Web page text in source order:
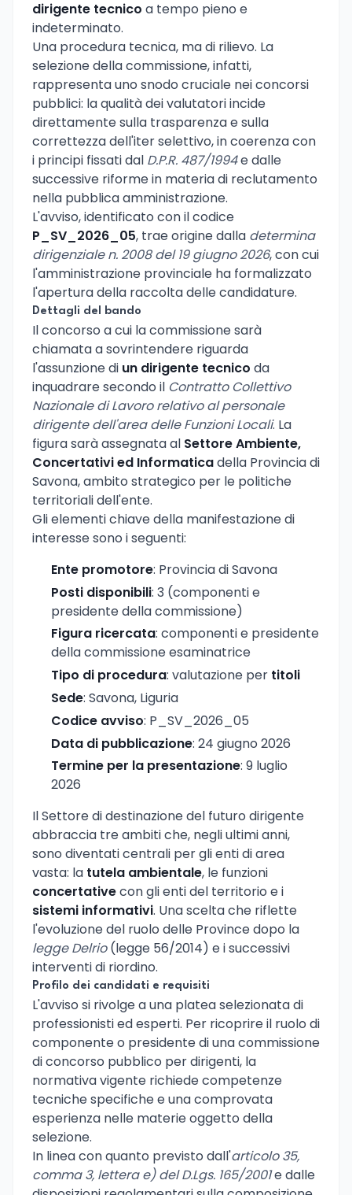
dirigente tecnico a tempo pieno e
indeterminato.
Una procedura tecnica, ma di rilievo. La
selezione della commissione, infatti,
rappresenta uno snodo cruciale nei concorsi
pubblici: la qualità dei valutatori incide
direttamente sulla trasparenza e sulla
correttezza dell'iter selettivo, in coerenza con
i principi fissati dal D.P.R. 487/1994e dalle
successive riforme in materia di reclutamento
nella pubblica amministrazione.
L'avviso, identificato con il codice
P_SV_2026_05, trae origine dalla determina
dirigenziale n. 2008 del 19 giugno 2026, con cui
l'amministrazione provinciale ha formalizzato
l'apertura della raccolta delle candidature.
Dettagli del bando
Il concorso a cui la commissione sarà
chiamata a sovrintendere riguarda
l'assunzione di un dirigente tecnico da
inquadrare secondo il Contratto Collettivo
Nazionale di Lavoro relativo al personale
dirigente dell'area delle Funzioni Locali. La
figura sarà assegnata al Settore Ambiente,
Concertativi ed Informaticadella Provincia di
Savona, ambito strategico per le politiche
territoriali dell'ente.
Gli elementi chiave della manifestazione di
interesse sono i seguenti:
Ente promotore: Provincia di Savona
Posti disponibili: 3 (componenti e
presidente della commissione)
Figura ricercata: componenti e presidente
della commissione esaminatrice
Tipo di procedura: valutazione per titoli
Sede: Savona, Liguria
Codice avviso: P_SV_2026_05
Data di pubblicazione: 24 giugno 2026
Termine per la presentazione: 9 luglio
2026
Il Settore di destinazione del futuro dirigente
abbraccia tre ambiti che, negli ultimi anni,
sono diventati centrali per gli enti di area
vasta: la tutela ambientale, le funzioni
concertativecon gli enti del territorio e i
sistemi informativi. Una scelta che riflette
l'evoluzione del ruolo delle Province dopo la
legge Delrio(legge 56/2014) e i successivi
interventi di riordino.
Profilo dei candidati e requisiti
L'avviso si rivolge a una platea selezionata di
professionisti ed esperti. Per ricoprire il ruolo di
componente o presidente di una commissione
di concorso pubblico per dirigenti, la
normativa vigente richiede competenze
tecniche specifiche e una comprovata
esperienza nelle materie oggetto della
selezione.
In linea con quanto previsto dall'articolo 35,
comma 3, lettera e) del D.Lgs. 165/2001e dalle